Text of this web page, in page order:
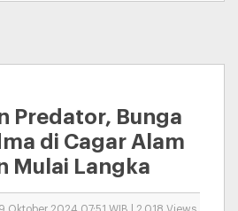
Predator, Bunga
di Cagar Alam
Mulai Langka